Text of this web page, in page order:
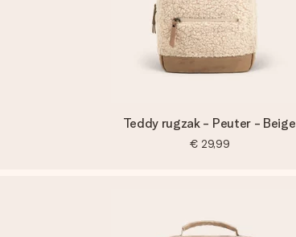
Teddy rugzak - Peuter - Beige
€ 29,99